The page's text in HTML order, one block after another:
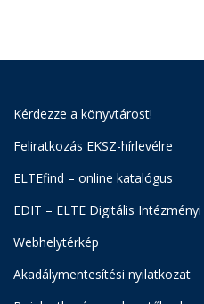
Kérdezze a könyvtárost!
Feliratkozás EKSZ-hírlevélre
ELTEfind – online katalógus
EDIT – ELTE Digitális
Webhelytérkép
Akadálymentesítési nyilatkozat